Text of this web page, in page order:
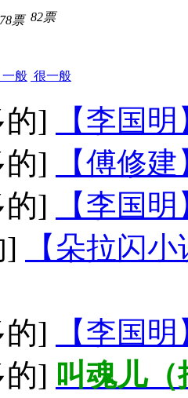
78票
一般
82票
很一般
的]
【李国
的]
【傅修
的]
【李国
]
【朵拉闪
的]
【李国
的] 叫魂儿